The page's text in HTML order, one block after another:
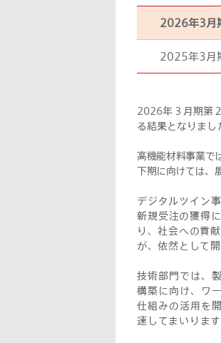
2026年3月
2025年3月
2026年３月期第
る結果となりまし
高機能材料事業で
下期に向けては、
デジタルツイン
新規受注の獲得
り、社会への貢
が、依然として
技術部門では、
構築に向け、ワ
仕組みの活用を
速してまいります